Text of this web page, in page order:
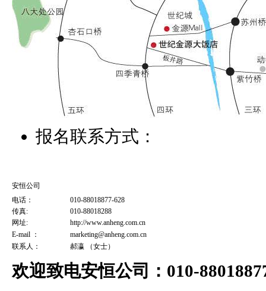
报名联系方式：
安恒公司
电话：
010-88018877-628
传真:
010-88018288
网址:
http://www.anheng.com.cn
E-mail ：
marketing@anheng.com.cn
联系人：
郝瀛 （女士）
欢迎致电安恒公司：010-